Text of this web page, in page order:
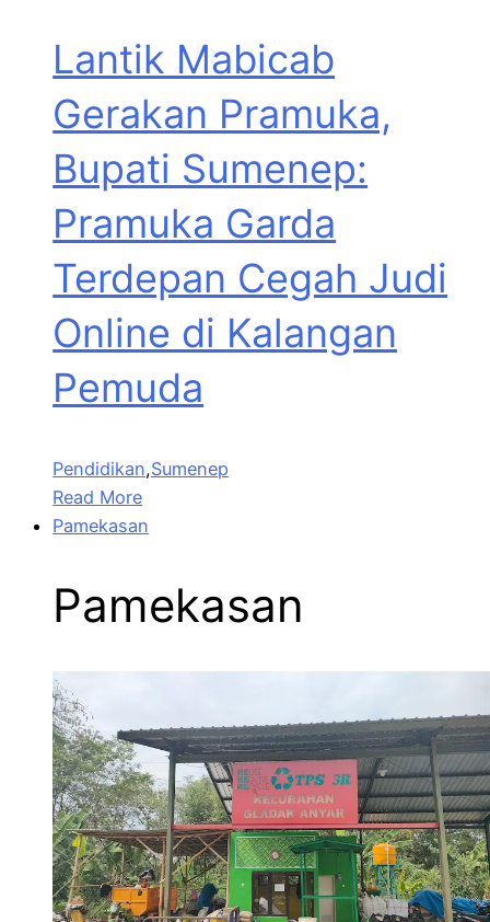
Lantik Mabicab
Gerakan Pramuka,
Bupati Sumenep:
Pramuka Garda
Terdepan Cegah Judi
Online di Kalangan
Pemuda
Pendidikan,Sumenep
Read More
Pamekasan
Pamekasan